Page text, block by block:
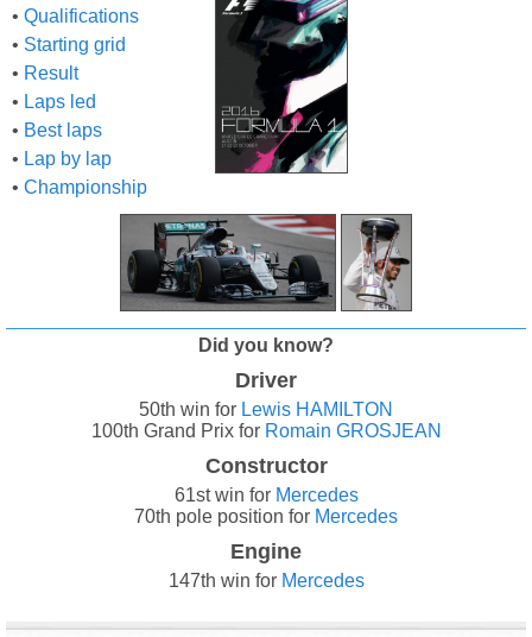
• Qualifications
• Starting grid
• Result
• Laps led
• Best laps
• Lap by lap
• Championship
Did you know?
Driver
50th win for Lewis HAMILTON
100th Grand Prix for Romain GROSJEAN
Constructor
61st win for Mercedes
70th pole position for Mercedes
Engine
147th win for Mercedes